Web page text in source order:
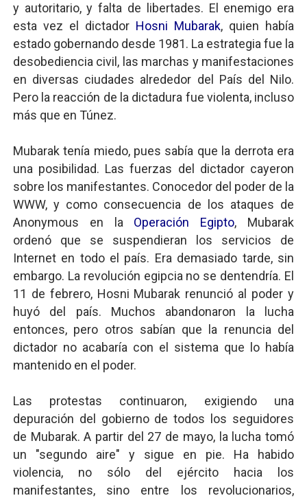
y autoritario, y falta de libertades. El enemigo era
esta vez el dictador Hosni Mubarak, quien había
estado gobernando desde 1981. La estrategia fue la
desobediencia civil, las marchas y manifestaciones
en diversas ciudades alrededor del País del Nilo.
Pero la reacción de la dictadura fue violenta, incluso
más que en Túnez.
Mubarak tenía miedo, pues sabía que la derrota era
una posibilidad. Las fuerzas del dictador cayeron
sobre los manifestantes. Conocedor del poder de la
WWW, y como consecuencia de los ataques de
Anonymous en la Operación Egipto, Mubarak
ordenó que se suspendieran los servicios de
Internet en todo el país. Era demasiado tarde, sin
embargo. La revolución egipcia no se dentendría. El
11 de febrero, Hosni Mubarak renunció al poder y
huyó del país. Muchos abandonaron la lucha
entonces, pero otros sabían que la renuncia del
dictador no acabaría con el sistema que lo había
mantenido en el poder.
Las protestas continuaron, exigiendo una
depuración del gobierno de todos los seguidores
de Mubarak. A partir del 27 de mayo, la lucha tomó
un "segundo aire" y sigue en pie. Ha habido
violencia, no sólo del ejército hacia los
manifestantes, sino entre los revolucionarios,